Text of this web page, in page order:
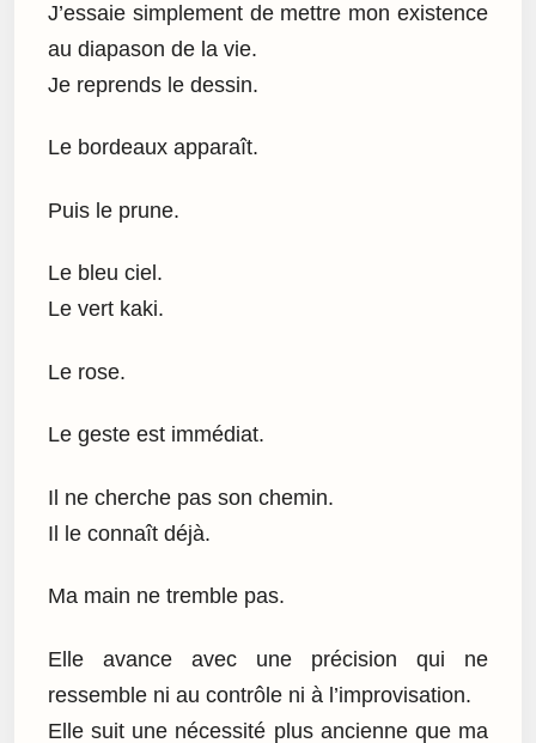
J’essaie simplement de mettre mon existence
au diapason de la vie.
Je reprends le dessin.
Le bordeaux apparaît.
Puis le prune.
Le bleu ciel.
Le vert kaki.
Le rose.
Le geste est immédiat.
Il ne cherche pas son chemin.
Il le connaît déjà.
Ma main ne tremble pas.
Elle avance avec une précision qui ne
ressemble ni au contrôle ni à l’improvisation.
Elle suit une nécessité plus ancienne que ma